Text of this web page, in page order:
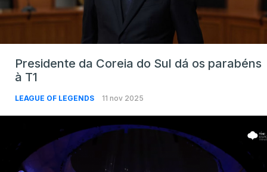
Presidente da Coreia do Sul dá os parabéns
à T1
LEAGUE OF LEGENDS 11 nov 2025